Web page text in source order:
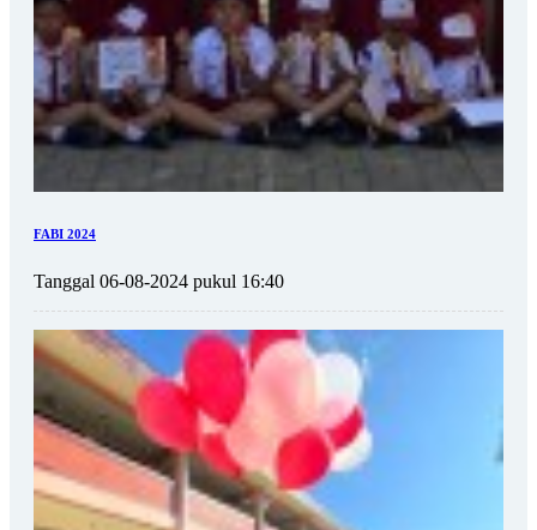
FABI 2024
Tanggal 06-08-2024 pukul 16:40